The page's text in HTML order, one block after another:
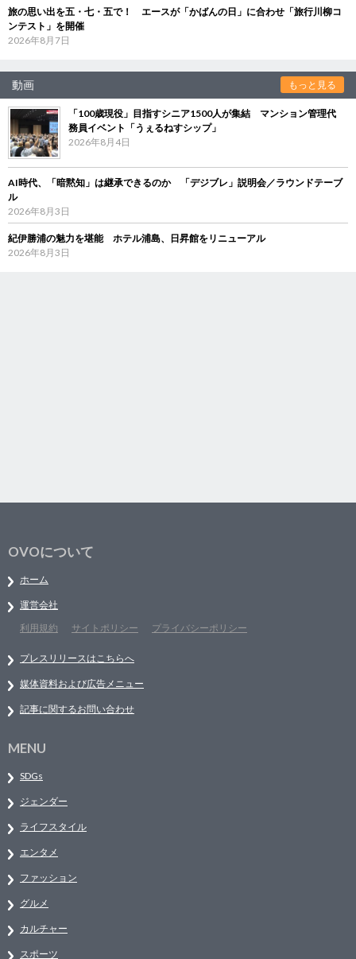
旅の思い出を五・七・五で！ エースが「かばんの日」に合わせ「旅行川柳コ
ンテスト」を開催
2026年8月7日
動画 もっと見る
「100歳現役」目指すシニア1500人が集結 マンション管理代
務員イベント「うぇるねすシップ」
2026年8月4日
AI時代、「暗黙知」は継承できるのか 「デジブレ」説明会／ラウンドテーブ
ル
2026年8月3日
紀伊勝浦の魅力を堪能 ホテル浦島、日昇館をリニューアル
2026年8月3日
OVOについて
ホーム
運営会社
利用規約
サイトポリシー プライバシーポリシー
プレスリリースはこちらへ
媒体資料および広告メニュー
記事に関するお問い合わせ
MENU
SDGs
ジェンダー
ライフスタイル
エンタメ
ファッション
グルメ
カルチャー
スポーツ